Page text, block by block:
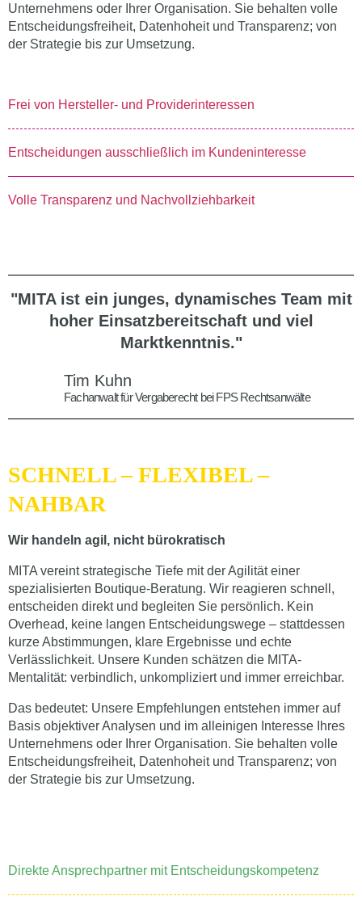
Unternehmens oder Ihrer Organisation. Sie behalten volle
Entscheidungsfreiheit, Datenhoheit und Transparenz; von
der Strategie bis zur Umsetzung.
Frei von Hersteller- und Providerinteressen
Entscheidungen ausschließlich im Kundeninteresse
Volle Transparenz und Nachvollziehbarkeit
"MITA ist ein junges, dynamisches Team mit
hoher Einsatzbereitschaft und viel
Marktkenntnis."
Tim Kuhn
Fachanwalt für Vergaberecht bei FPS Rechtsanwälte
SCHNELL – FLEXIBEL –
NAHBAR
Wir handeln agil, nicht bürokratisch
MITA vereint strategische Tiefe mit der Agilität einer
spezialisierten Boutique-Beratung. Wir reagieren schnell,
entscheiden direkt und begleiten Sie persönlich. Kein
Overhead, keine langen Entscheidungswege – stattdessen
kurze Abstimmungen, klare Ergebnisse und echte
Verlässlichkeit. Unsere Kunden schätzen die MITA-
Mentalität: verbindlich, unkompliziert und immer erreichbar.
Das bedeutet: Unsere Empfehlungen entstehen immer auf
Basis objektiver Analysen und im alleinigen Interesse Ihres
Unternehmens oder Ihrer Organisation. Sie behalten volle
Entscheidungsfreiheit, Datenhoheit und Transparenz; von
der Strategie bis zur Umsetzung.
Direkte Ansprechpartner mit Entscheidungskompetenz